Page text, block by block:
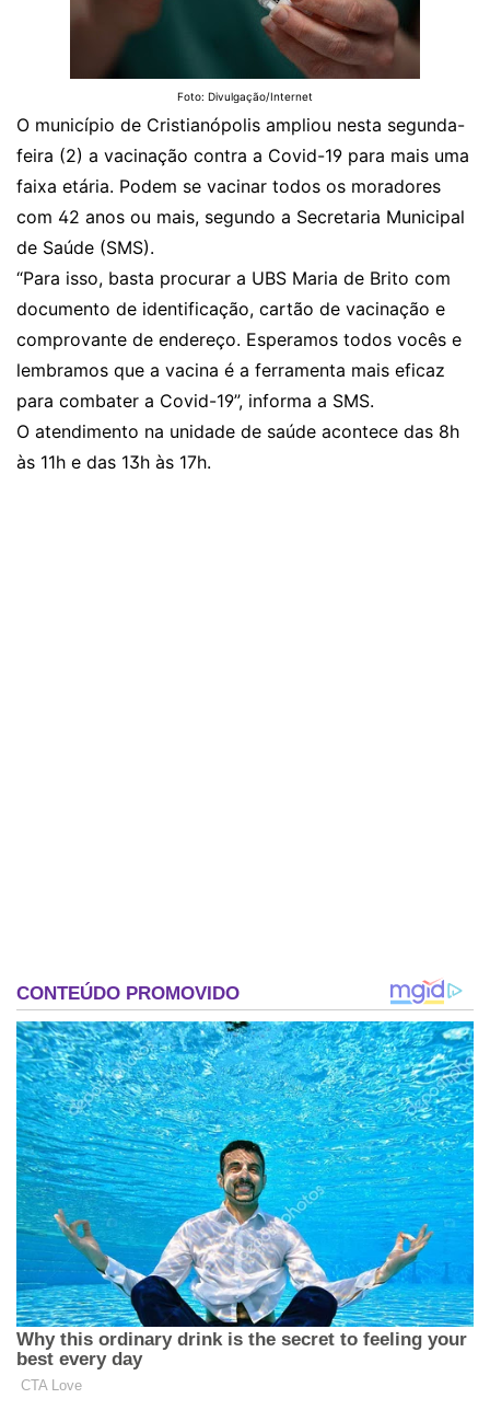
Foto: Divulgação/Internet
O município de Cristianópolis ampliou nesta segunda-
feira (2) a vacinação contra a Covid-19 para mais uma
faixa etária. Podem se vacinar todos os moradores
com 42 anos ou mais, segundo a Secretaria Municipal
de Saúde (SMS).
“Para isso, basta procurar a UBS Maria de Brito com
documento de identificação, cartão de vacinação e
comprovante de endereço. Esperamos todos vocês e
lembramos que a vacina é a ferramenta mais eficaz
para combater a Covid-19”, informa a SMS.
O atendimento na unidade de saúde acontece das 8h
às 11h e das 13h às 17h.